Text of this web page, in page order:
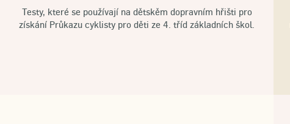
Testy, které se používají na dětskěm dopravním hřišti pro
získání Průkazu cyklisty pro děti ze 4. tříd základních škol.